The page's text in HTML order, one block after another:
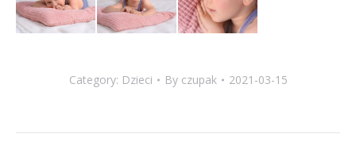
Category: Dzieci By czupak 2021-03-15